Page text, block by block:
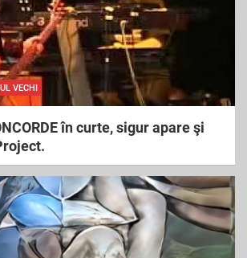
VECHI
în curte, sigur apare şi